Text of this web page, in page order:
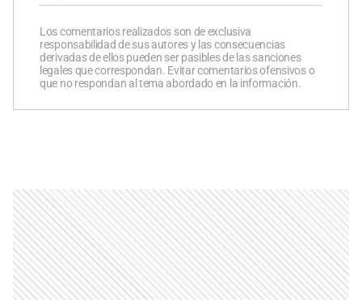
Los comentarios realizados son de exclusiva
responsabilidad de sus autores y las consecuencias
derivadas de ellos pueden ser pasibles de las sanciones
legales que correspondan. Evitar comentarios ofensivos o
que no respondan al tema abordado en la información.